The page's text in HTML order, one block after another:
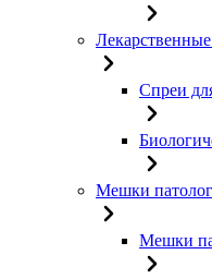
Лекарственные
Спреи
Мешки
Мешки